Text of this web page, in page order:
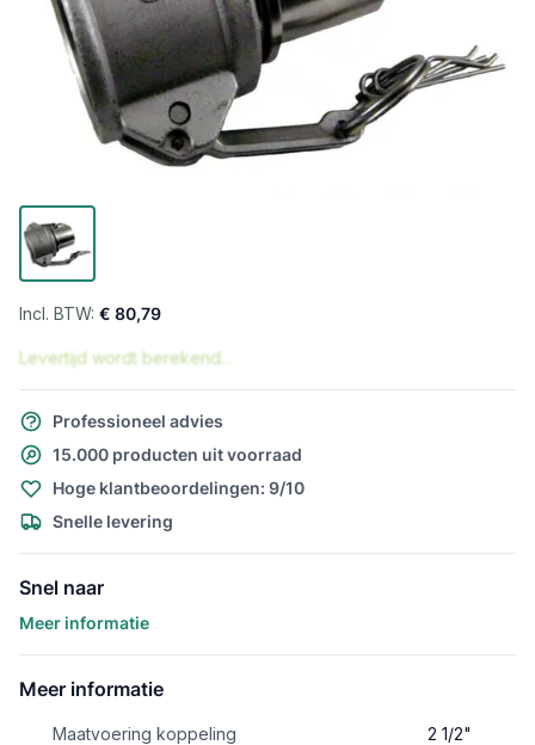
€ 80,79
Levertijd wordt berekend...
Professioneel advies
15.000 producten uit voorraad
Hoge klantbeoordelingen: 9/10
Snelle levering
Snel naar
Meer informatie
Meer informatie
Maatvoering koppeling 2 1/2"